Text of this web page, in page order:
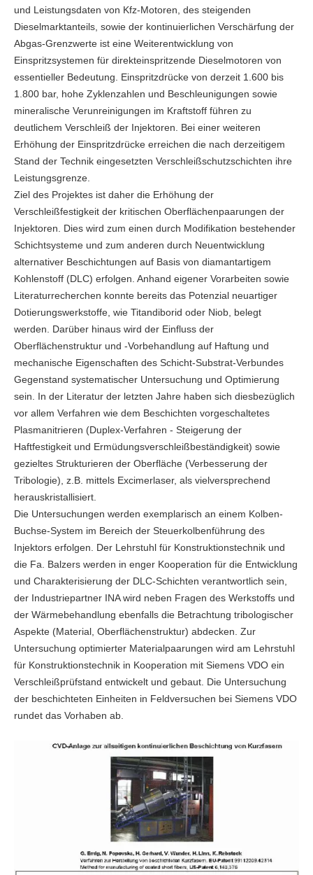
und Leistungsdaten von Kfz-Motoren, des steigenden
Dieselmarktanteils, sowie der kontinuierlichen Verschärfung der
Abgas-Grenzwerte ist eine Weiterentwicklung von
Einspritzsystemen für direkteinspritzende Dieselmotoren von
essentieller Bedeutung. Einspritzdrücke von derzeit 1.600 bis
1.800 bar, hohe Zyklenzahlen und Beschleunigungen sowie
mineralische Verunreinigungen im Kraftstoff führen zu
deutlichem Verschleiß der Injektoren. Bei einer weiteren
Erhöhung der Einspritzdrücke erreichen die nach derzeitigem
Stand der Technik eingesetzten Verschleißschutzschichten ihre
Leistungsgrenze.
Ziel des Projektes ist daher die Erhöhung der
Verschleißfestigkeit der kritischen Oberflächenpaarungen der
Injektoren. Dies wird zum einen durch Modifikation bestehender
Schichtsysteme und zum anderen durch Neuentwicklung
alternativer Beschichtungen auf Basis von diamantartigem
Kohlenstoff (DLC) erfolgen. Anhand eigener Vorarbeiten sowie
Literaturrecherchen konnte bereits das Potenzial neuartiger
Dotierungswerkstoffe, wie Titandiborid oder Niob, belegt
werden. Darüber hinaus wird der Einfluss der
Oberflächenstruktur und -Vorbehandlung auf Haftung und
mechanische Eigenschaften des Schicht-Substrat-Verbundes
Gegenstand systematischer Untersuchung und Optimierung
sein. In der Literatur der letzten Jahre haben sich diesbezüglich
vor allem Verfahren wie dem Beschichten vorgeschaltetes
Plasmanitrieren (Duplex-Verfahren - Steigerung der
Haftfestigkeit und Ermüdungsverschleißbeständigkeit) sowie
gezieltes Strukturieren der Oberfläche (Verbesserung der
Tribologie), z.B. mittels Excimerlaser, als vielversprechend
herauskristallisiert.
Die Untersuchungen werden exemplarisch an einem Kolben-
Buchse-System im Bereich der Steuerkolbenführung des
Injektors erfolgen. Der Lehrstuhl für Konstruktionstechnik und
die Fa. Balzers werden in enger Kooperation für die Entwicklung
und Charakterisierung der DLC-Schichten verantwortlich sein,
der Industriepartner INA wird neben Fragen des Werkstoffs und
der Wärmebehandlung ebenfalls die Betrachtung tribologischer
Aspekte (Material, Oberflächenstruktur) abdecken. Zur
Untersuchung optimierter Materialpaarungen wird am Lehrstuhl
für Konstruktionstechnik in Kooperation mit Siemens VDO ein
Verschleißprüfstand entwickelt und gebaut. Die Untersuchung
der beschichteten Einheiten in Feldversuchen bei Siemens VDO
rundet das Vorhaben ab.